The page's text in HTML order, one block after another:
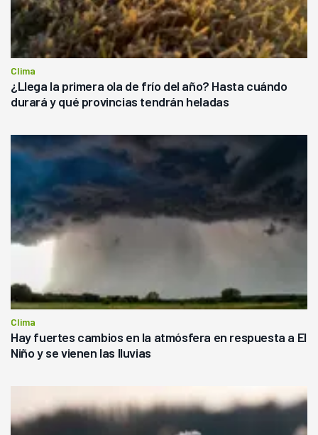
Clima
¿Llega la primera ola de frío del año? Hasta cuándo
durará y qué provincias tendrán heladas
Clima
Hay fuertes cambios en la atmósfera en respuesta a El
Niño y se vienen las lluvias